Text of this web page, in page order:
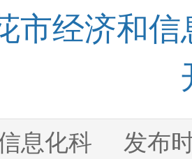
市经济和
息化科 发布